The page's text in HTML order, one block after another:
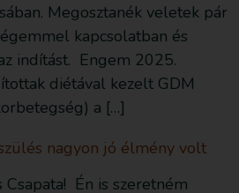
Megosztanék veletek pár
kapcsolatban és
indítást. Engem 2025.
diétával kezelt GDM
a […]
nagyon jó élmény volt
Csapata! Én is szeretném